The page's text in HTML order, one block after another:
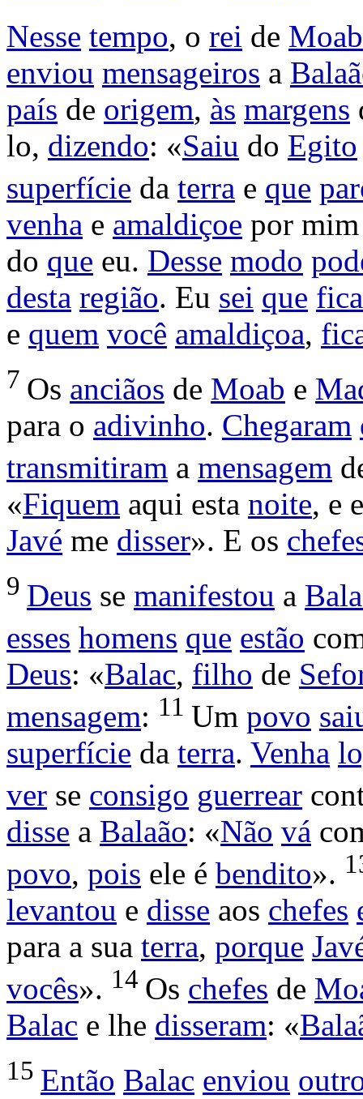
Nesse tempo, o rei de Moab
enviou mensageiros a
país de origem, às margens
lo, dizendo: «Saiu do Egito
superfície da terra e que
venha e amaldiçoe por
do que eu. Desse modo
desta região. Eu sei que fica
e quem você amaldiçoa,
7 Os anciãos de Moab e
para o adivinho. Chegaram
transmitiram a mensagem
«Fiquem aqui esta noite, e
Javé me disser». E os
9 Deus se manifestou a
esses homens que estão
Deus: «Balac, filho de
mensagem: 11 Um povo
superfície da terra. Venha
ver se consigo guerrear
disse a Balaão: «Não vá
povo, pois ele é bendito».
levantou e disse aos chefes
para a sua terra, porque
vocês». 14 Os chefes de
Balac e lhe disseram: «
15 Então Balac enviou